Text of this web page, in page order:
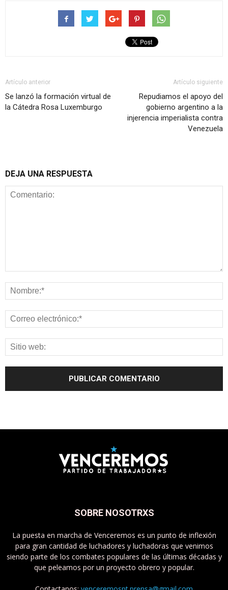
Artículo anterior
Se lanzó la formación virtual de
la Cátedra Rosa Luxemburgo
Artículo siguiente
Repudiamos el apoyo del
gobierno argentino a la
injerencia imperialista contra
Venezuela
DEJA UNA RESPUESTA
SOBRE NOSOTRXS
La puesta en marcha de Venceremos es un punto de inflexión
para gran cantidad de luchadores y luchadoras que venimos
siendo parte de los combates populares de las últimas décadas y
que peleamos por un proyecto obrero y popular.